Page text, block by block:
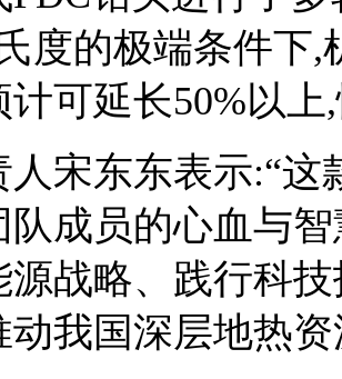
度的极端条件下
计可延长50%以
人宋东东表示:“
队成员的心血与
源战略、践行科
动我国深层地热